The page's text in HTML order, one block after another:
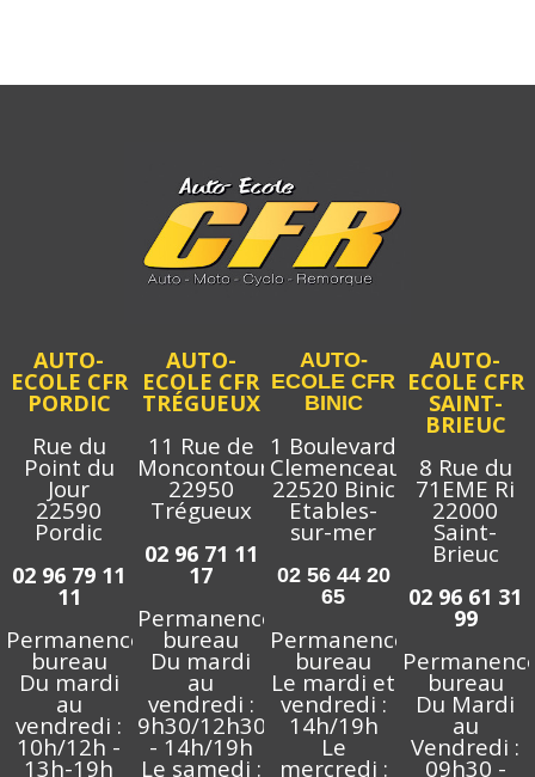
AUTO-
ECOLE CFR
PORDIC
Rue du
Point du
Jour
22590
Pordic
02 96 79 11
11
Permanence
bureau
Du mardi
au
vendredi :
10h/12h -
13h-19h
AUTO-
ECOLE CFR
TRÉGUEUX
11 Rue de
Moncontour
22950
Trégueux
02 96 71 11
17
Permanence
bureau
Du mardi
au
vendredi :
9h30/12h30
- 14h/19h
Le samedi :
AUTO-
ECOLE CFR
BINIC
1 Boulevard
Clemenceau
22520 Binic
Etables-
sur-mer
02 56 44 20
65
Permanence
bureau
Le mardi et
vendredi :
14h/19h
Le
mercredi :
AUTO-
ECOLE CFR
SAINT-
BRIEUC
8 Rue du
71EME Ri
22000
Saint-
Brieuc
02 96 61 31
99
bureau
Du Mardi
au
Vendredi :
09h30 -